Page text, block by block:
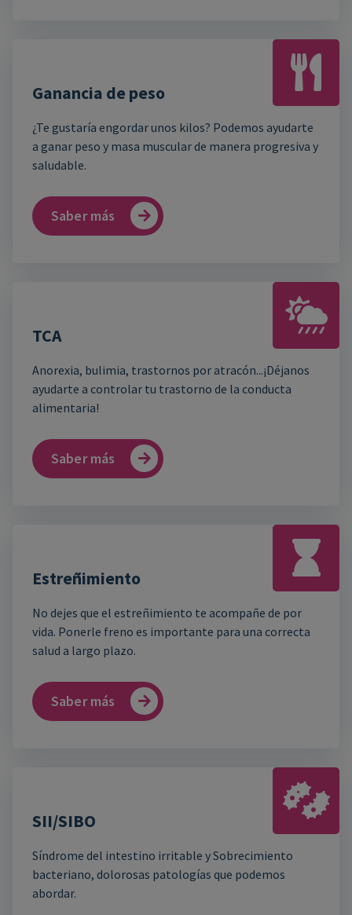
Ganancia de peso
¿Te gustaría engordar unos kilos? Podemos ayudarte
a ganar peso y masa muscular de manera progresiva y
saludable.
Saber más
TCA
Anorexia, bulimia, trastornos por atracón...¡Déjanos
ayudarte a controlar tu trastorno de la conducta
alimentaria!
Saber más
Estreñimiento
No dejes que el estreñimiento te acompañe de por
vida. Ponerle freno es importante para una correcta
salud a largo plazo.
Saber más
SII/SIBO
Síndrome del intestino irritable y Sobrecimiento
bacteriano, dolorosas patologías que podemos
abordar.